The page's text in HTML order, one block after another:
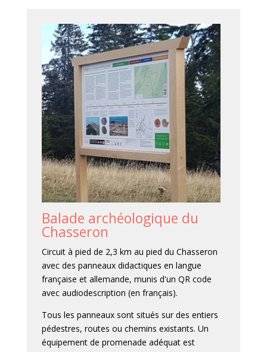
Balade archéologique du
Chasseron
Circuit à pied de 2,3 km au pied du Chasseron
avec des panneaux didactiques en langue
française et allemande, munis d'un QR code
avec audiodescription (en français).
Tous les panneaux sont situés sur des entiers
pédestres, routes ou chemins existants. Un
équipement de promenade adéquat est